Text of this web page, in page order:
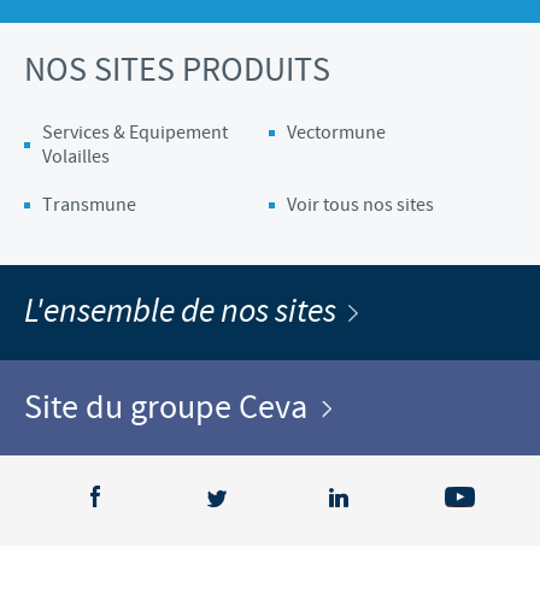
NOS SITES PRODUITS
Services & Equipement
Volailles
Vectormune
Transmune Voir tous nos sites
L'ensemble de nos sites
Site du groupe Ceva